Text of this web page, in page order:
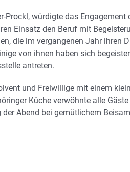
Prockl, würdigte das Engagement
Einsatz den Beruf mit
die im vergangenen Jahr ihren
von ihnen haben sich
antreten.
und Freiwillige mit einem
Küche verwöhnte alle
Abend bei gemütlichem